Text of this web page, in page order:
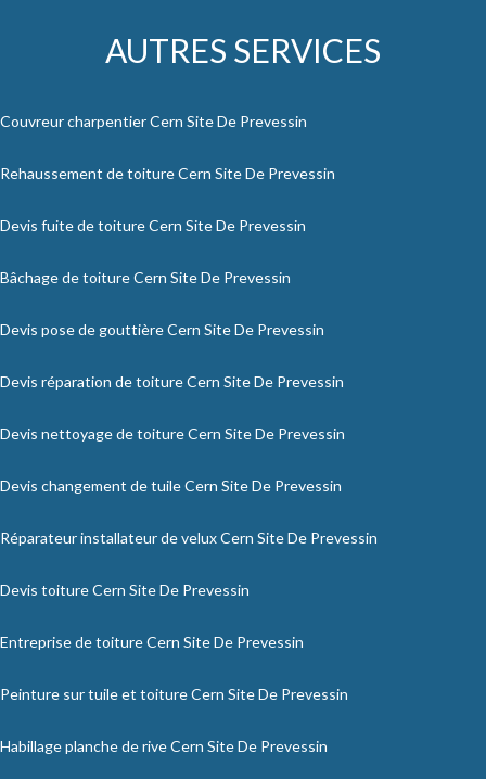
AUTRES SERVICES
Couvreur charpentier Cern Site De Prevessin
Rehaussement de toiture Cern Site De Prevessin
Devis fuite de toiture Cern Site De Prevessin
Bâchage de toiture Cern Site De Prevessin
Devis pose de gouttière Cern Site De Prevessin
Devis réparation de toiture Cern Site De Prevessin
Devis nettoyage de toiture Cern Site De Prevessin
Devis changement de tuile Cern Site De Prevessin
Réparateur installateur de velux Cern Site De Prevessin
Devis toiture Cern Site De Prevessin
Entreprise de toiture Cern Site De Prevessin
Peinture sur tuile et toiture Cern Site De Prevessin
Habillage planche de rive Cern Site De Prevessin